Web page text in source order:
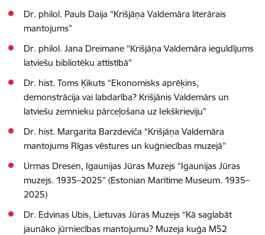
Dr. philol. Pauls Daija “Krišjāņa Valdemāra literārais
mantojums”
Dr. philol. Jana Dreimane “Krišjāņa Valdemāra ieguldījums
latviešu bibliotēku attīstībā”
Dr. hist. Toms Ķikuts “Ekonomisks aprēķins,
demonstrācija vai labdarība? Krišjānis Valdemārs un
latviešu zemnieku pārceļošana uz Iekškrieviju”
Dr. hist. Margarita Barzdeviča “Krišjāņa Valdemāra
mantojums Rīgas vēstures un kuģniecības muzejā”
Urmas Dresen, Igaunijas Jūras Muzejs “Igaunijas Jūras
muzejs. 1935–2025” (Estonian Maritime Museum. 1935–
2025)
Dr. Edvinas Ubis, Lietuvas Jūras Muzejs “Kā saglabāt
jaunāko jūrniecības mantojumu? Muzeja kuģa M52